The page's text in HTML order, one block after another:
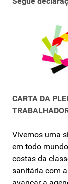
CARTA DA
Vivemos uma
em todo
costas da
sanitária com